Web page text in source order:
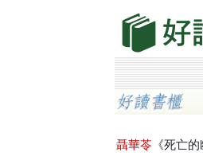
聶華苓 《死亡的